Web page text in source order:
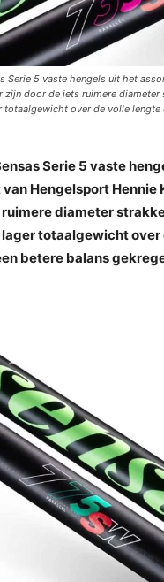
Serie 5 vaste hengels uit het
zijn door de iets ruimere
totaalgewicht over de volle lengte
Serie 5 vaste
Hengelsport Hennie
diameter
totaalgewicht over
betere balans